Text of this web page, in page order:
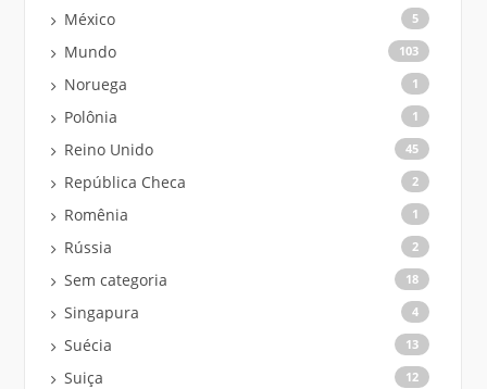
México 5
Mundo 103
Noruega 1
Polônia 1
Reino Unido 45
República Checa 2
Romênia 1
Rússia 2
Sem categoria 18
Singapura 4
Suécia 13
Suiça 12